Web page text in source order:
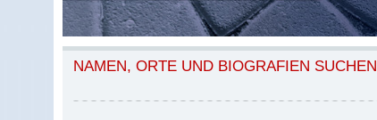
NAMEN, ORTE UND BIOGRAFIEN SUCHEN